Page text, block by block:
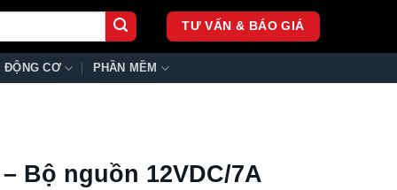
TƯ VẤN & BÁO GIÁ
ĐỘNG CƠ PHẦN MỀM
Bộ nguồn 12VDC/7A